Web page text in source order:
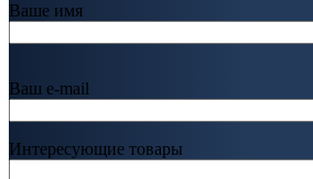
Ваше имя
Ваш e-mail
Интересующие товары